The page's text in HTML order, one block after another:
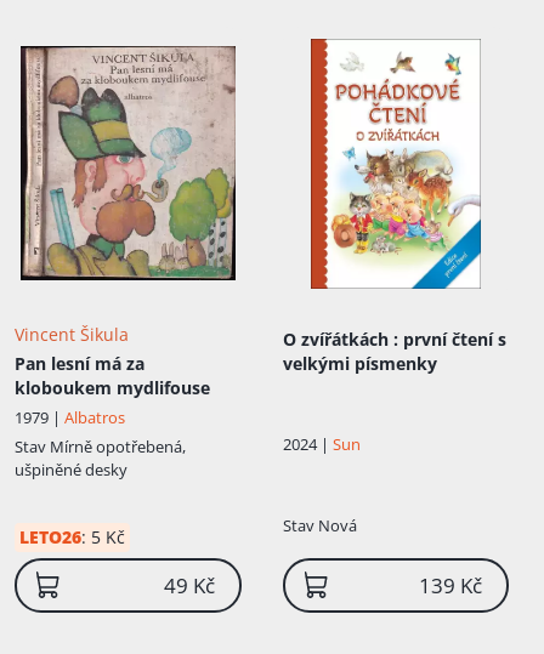
Vincent Šikula
Pan lesní má za
kloboukem mydlifouse
1979 | Albatros
Stav Mírně opotřebená,
ušpiněné desky
LETO26: 5 Kč
49 Kč
O zvířátkách : první čtení s
velkými písmenky
2024 | Sun
Stav Nová
139 Kč